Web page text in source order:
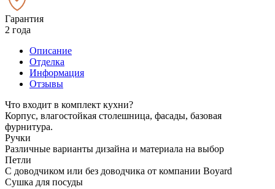
Гарантия
2 года
Описание
Отделка
Информация
Отзывы
Что входит в комплект кухни?
Корпус, влагостойкая столешница, фасады, базовая
фурнитура.
Ручки
Различные варианты дизайна и материала на выбор
Петли
С доводчиком или без доводчика от компании Boyard
Сушка для посуды